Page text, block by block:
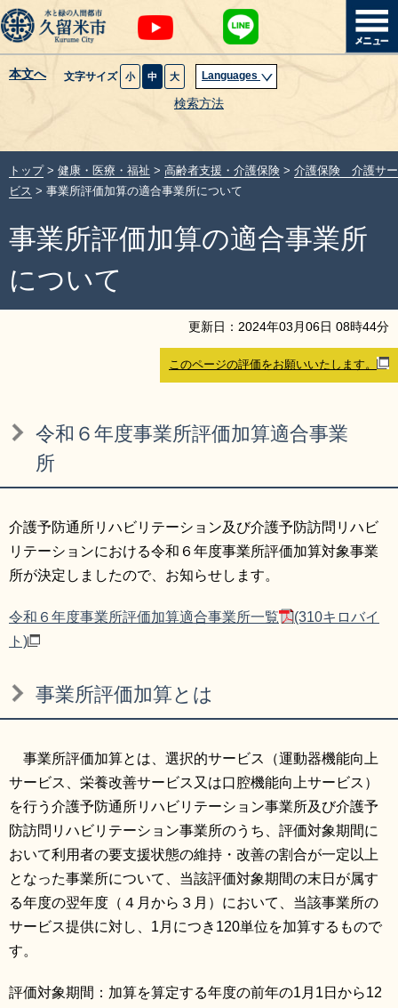
本文へ 文字サイズ 小 中 大 Languages
検索方法
暮らし・届出
健康・医療・福祉
観光魅力・イベント
創業・産業・ビジネス
組織から探す
閉じる
トップ> 健康・医療・福祉 > 高齢者支援・介護保険 > 介護保険 介護サー
ビス > 事業所評価加算の適合事業所について
事業所評価加算の適合事業所
について
更新日： 2024年03 月06日 08時44分
このページの評価をお願いいたします。
令和６年度事業所評価加算適合事業
所
介護予防通所リハビリテーション及び介護予防訪問リハビ
リテーションにおける令和６年度事業所評価加算対象事業
所が決定しましたので、お知らせします。
令和６年度事業所評価加算適合事業所一覧
(310キロバイ
ト)
事業所評価加算とは
事業所評価加算とは、選択的サービス（運動器機能向上
サービス、栄養改善サービス又は口腔機能向上サービス）
を行う介護予防通所リハビリテーション事業所及び介護予
防訪問リハビリテーション事業所のうち、評価対象期間に
おいて利用者の要支援状態の維持・改善の割合が一定以上
となった事業所について、当該評価対象期間の末日が属す
る年度の翌年度（４月から３月）において、当該事業所の
サービス提供に対し、1月につき120単位を加算するもので
す。
評価対象期間：加算を算定する年度の前年の1月1日から12